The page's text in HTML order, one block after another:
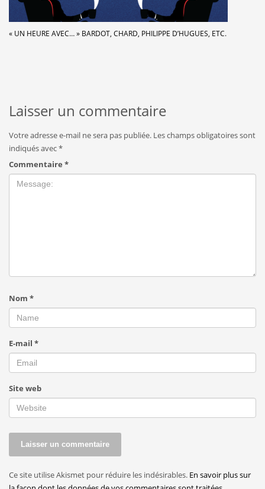
« UN HEURE AVEC… » BARDOT, CHARD, PHILIPPE D’HUGUES, ETC.
Laisser un commentaire
Votre adresse e-mail ne sera pas publiée. Les champs obligatoires sont
indiqués avec*
Commentaire *
Nom *
E-mail *
Site web
Ce site utilise Akismet pour réduire les indésirables. En savoir plus sur